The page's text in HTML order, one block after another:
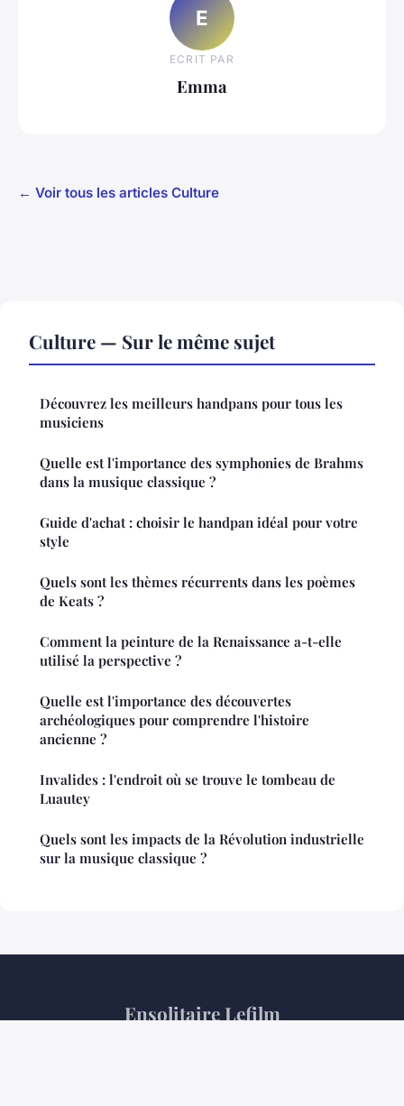
E
ECRIT PAR
Emma
← Voir tous les articles Culture
Culture — Sur le même sujet
Découvrez les meilleurs handpans pour tous les
musiciens
Quelle est l'importance des symphonies de Brahms
dans la musique classique ?
Guide d'achat : choisir le handpan idéal pour votre
style
Quels sont les thèmes récurrents dans les poèmes
de Keats ?
Comment la peinture de la Renaissance a-t-elle
utilisé la perspective ?
Quelle est l'importance des découvertes
archéologiques pour comprendre l'histoire
ancienne ?
Invalides : l'endroit où se trouve le tombeau de
Luautey
Quels sont les impacts de la Révolution industrielle
sur la musique classique ?
Ensolitaire Lefilm